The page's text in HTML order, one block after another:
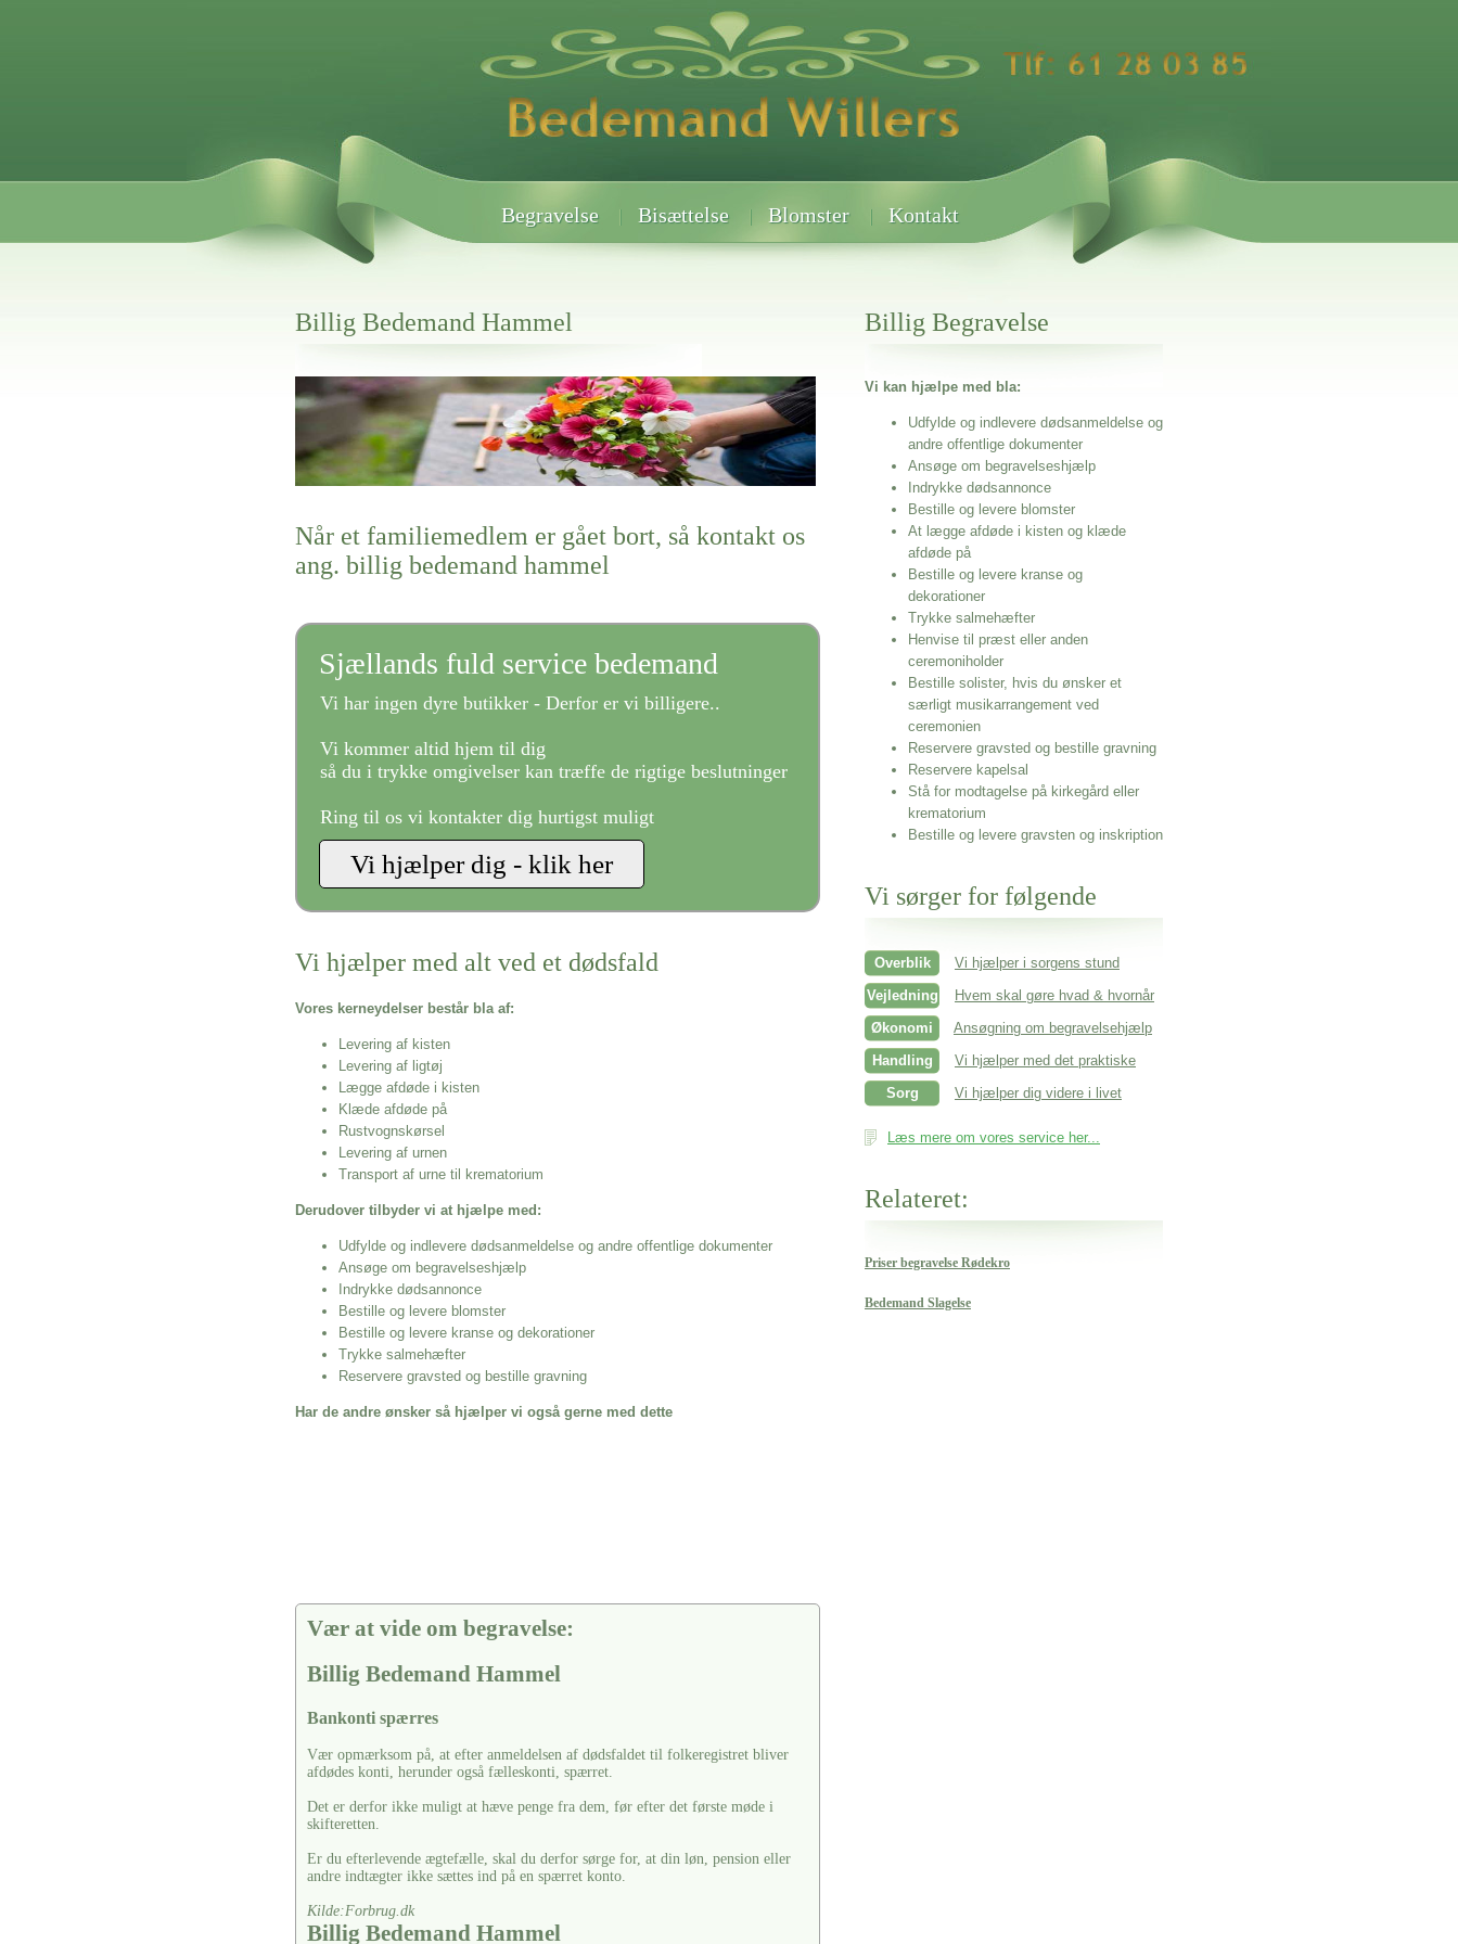
Begravelse Bisættelse Blomster Kontakt
Billig Bedemand Hammel
Her hos os får du altid en god afslutning når det gælder
Billig Bedemand Hammel
vi hjælper i alle faser af begravelsel
Når et familiemedlem er gået bort, så kontakt os
ang. billig bedemand hammel
Sjællands fuld service bedemand
Vi har ingen dyre butikker - Derfor er vi billigere..
Vi kommer altid hjem til dig
så du i trykke omgivelser kan træffe de rigtige beslutninger
Ring til os vi kontakter dig hurtigst muligt
Vi hjælper med alt ved et dødsfald
Vores kerneydelser består bla af:
Levering af kisten
Levering af ligtøj
Lægge afdøde i kisten
Klæde afdøde på
Rustvognskørsel
Levering af urnen
Transport af urne til krematorium
Derudover tilbyder vi at hjælpe med:
Udfylde og indlevere dødsanmeldelse og andre offentlige dokumenter
Ansøge om begravelseshjælp
Indrykke dødsannonce
Bestille og levere blomster
Bestille og levere kranse og dekorationer
Trykke salmehæfter
Reservere gravsted og bestille gravning
Har de andre ønsker så hjælper vi også gerne med dette
Vær at vide om begravelse:
Billig Bedemand Hammel
Bankonti spærres
Vær opmærksom på, at efter anmeldelsen af dødsfaldet til folkeregistret bliver
afdødes konti, herunder også fælleskonti, spærret.
Det er derfor ikke muligt at hæve penge fra dem, før efter det første møde i
skifteretten.
Er du efterlevende ægtefælle, skal du derfor sørge for, at din løn, pension eller
andre indtægter ikke sættes ind på en spærret konto.
Kilde:Forbrug.dk
Billig Bedemand Hammel
Billig Begravelse
Vi kan hjælpe med bla:
Udfylde og indlevere dødsanmeldelse og
andre offentlige dokumenter
Ansøge om begravelseshjælp
Indrykke dødsannonce
Bestille og levere blomster
At lægge afdøde i kisten og klæde
afdøde på
Bestille og levere kranse og
dekorationer
Trykke salmehæfter
Henvise til præst eller anden
ceremoniholder
Bestille solister, hvis du ønsker et
særligt musikarrangement ved
ceremonien
Reservere gravsted og bestille gravning
Reservere kapelsal
Stå for modtagelse på kirkegård eller
krematorium
Bestille og levere gravsten og inskription
Vi sørger for følgende
Overblik
Vi hjælper i sorgens stund
Vejledning
Hvem skal gøre hvad & hvornår
Økonomi
Ansøgning om begravelsehjælp
Handling
Vi hjælper med det praktiske
Sorg
Vi hjælper dig videre i livet
Læs mere om vores service her...
Relateret:
Priser begravelse Rødekro
Bedemand Slagelse